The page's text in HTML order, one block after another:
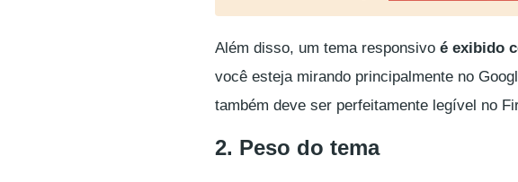
Além disso, um tema responsivo é exibido
você esteja mirando principalmente no
também deve ser perfeitamente legível no
2. Peso do tema